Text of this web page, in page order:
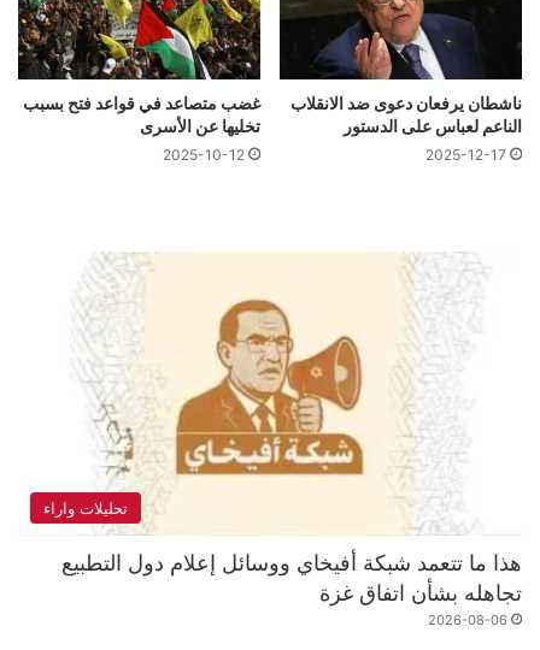
ناشطان يرفعان دعوى ضد الانقلاب
الناعم لعباس على الدستور
2025-12-17
غضب متصاعد في قواعد فتح بسبب
تخليها عن الأسرى
2025-10-12
تحليلات واراء
هذا ما تتعمد شبكة أفيخاي ووسائل إعلام دول التطبيع
تجاهله بشأن اتفاق غزة
2026-08-06